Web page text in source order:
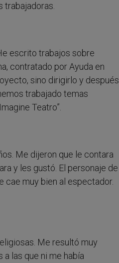
trabajadoras.
escrito trabajos sobre
contratado por Ayuda en
sino dirigirlo y después
trabajado temas
Teatro”.
Me dijeron que le contara
y les gustó. El personaje de
cae muy bien al espectador.
Me resultó muy
las que ni me había